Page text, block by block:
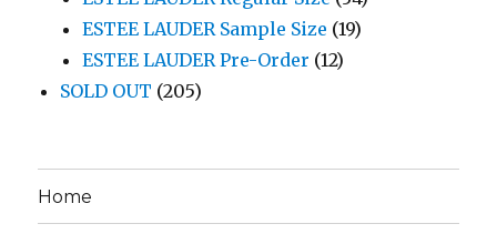
ESTEE LAUDER Sample Size (19)
ESTEE LAUDER Pre-Order (12)
SOLD OUT (205)
Home